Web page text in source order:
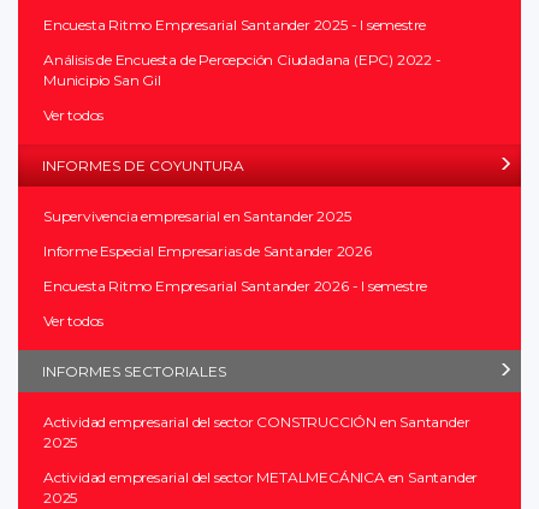
Encuesta Ritmo Empresarial Santander 2025 - I semestre
Análisis de Encuesta de Percepción Ciudadana (EPC) 2022 -
Municipio San Gil
Ver todos
INFORMES DE COYUNTURA
Supervivencia empresarial en Santander 2025
Informe Especial Empresarias de Santander 2026
Encuesta Ritmo Empresarial Santander 2026 - I semestre
Ver todos
INFORMES SECTORIALES
Actividad empresarial del sector CONSTRUCCIÓN en Santander
2025
Actividad empresarial del sector METALMECÁNICA en Santander
2025